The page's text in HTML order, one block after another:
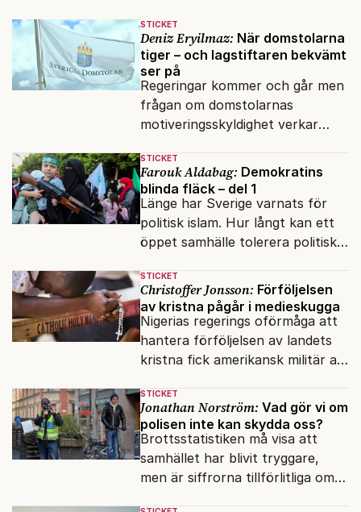
STICKET
Deniz Eryilmaz: När domstolarna
tiger – och lagstiftaren bekvämt
ser på
Regeringar kommer och går men
frågan om domstolarnas
motiveringsskyldighet verkar
dagordningen.
STICKET
Farouk Aldabag: Demokratins
blinda fläck – del 1
Länge har Sverige varnats för
politisk islam. Hur långt kan ett
öppet samhälle tolerera politiska
inifrån?
STICKET
Christoffer Jonsson: Förföljelsen
av kristna pågår i medieskugga
Nigerias regerings oförmåga att
hantera förföljelsen av landets
kristna fick amerikansk militär att
milisen.
STICKET
Jonathan Norström: Vad gör vi om
polisen inte kan skydda oss?
Brottsstatistiken må visa att
samhället har blivit tryggare,
men är siffrorna tillförlitliga om